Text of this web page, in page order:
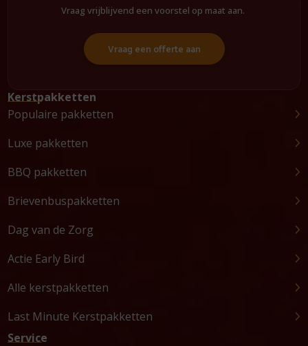
Vraag vrijblijvend een voorstel op maat aan.
Vraag een offerte aan
Kerstpakketten
Populaire pakketten
Luxe pakketten
BBQ pakketten
Brievenbuspakketten
Dag van de Zorg
Actie Early Bird
Alle kerstpakketten
Last Minute Kerstpakketten
Service